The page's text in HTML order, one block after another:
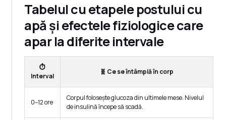
Tabelul cu etapele postului cu
apă și efectele fiziologice care
apar la diferite intervale
⏱️
Interval
🧬 Ce se întâmplă în corp
0–12 ore
Corpul folosește glucoza din ultimele mese. Nivelul
de insulină începe să scadă.